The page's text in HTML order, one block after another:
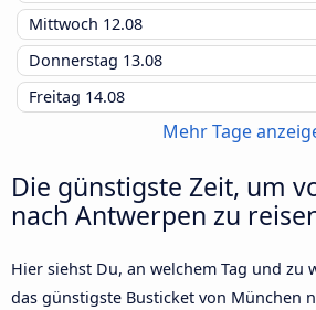
Mittwoch 12.08
Donnerstag 13.08
Freitag 14.08
Mehr Tage
Die günstigste Zeit, um
nach Antwerpen zu
Hier siehst Du, an welchem Tag und zu
das günstigste Busticket von München